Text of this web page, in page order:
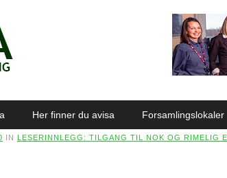
Her finner du avisa Forsamlingslokaler
IN LESERINNLEGG: TILGANG TIL NOK OG RIMELIG